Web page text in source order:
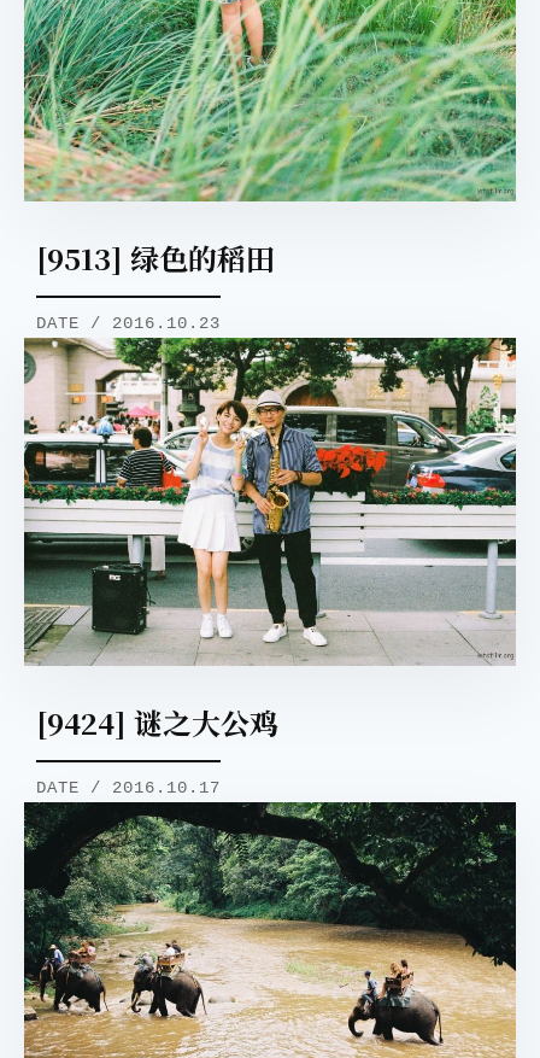
[9513] 绿色的稻田
DATE / 2016.10.23
[9424] 谜之大公鸡
DATE / 2016.10.17
取消 搜索